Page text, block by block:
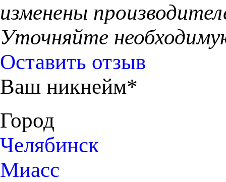
изменены
Уточняйте
Оставить отзыв
Ваш никнейм*
Город
Челябинск
Миасс